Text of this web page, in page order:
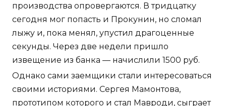
производства опровергаются. В тридцатку
сегодня мог попасть и Прокунин, но сломал
лыжу и, пока менял, упустил драгоценные
секунды. Через две недели пришло
извещение из банка — начислили 1500 руб.
Однако сами заемщики стали интересоваться
своими историями. Сергея Мамонтова,
прототипом которого и стал Мавроди, сыграет